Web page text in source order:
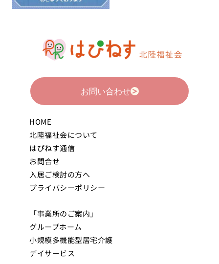
お問い合わせ
HOME
北陸福祉会について
はぴねす通信
お問合せ
入居ご検討の方へ
プライバシーポリシー
「事業所のご案内」
グループホーム
小規模多機能型居宅介護
デイサービス